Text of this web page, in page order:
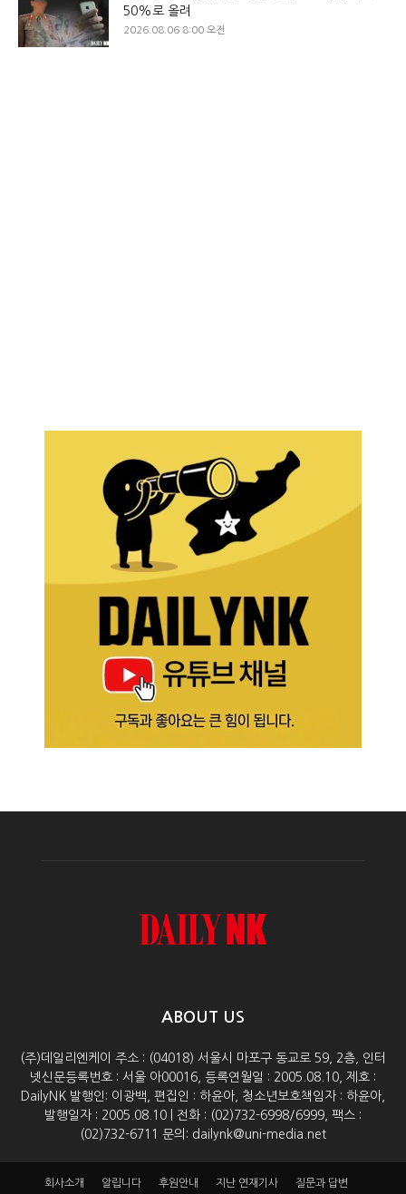
50%로 올려
2026.08.06 8:00 오전
ABOUT US
(주)데일리엔케이 주소 : (04018) 서울시 마포구 동교로 59, 2층, 인터
넷신문등록번호 : 서울 아00016, 등록연월일 : 2005.08.10, 제호 :
DailyNK 발행인: 이광백, 편집인 : 하윤아, 청소년보호책임자 : 하윤아,
발행일자 : 2005.08.10 | 전화 : (02)732-6998/6999, 팩스 :
(02)732-6711 문의: dailynk@uni-media.net
회사소개 알립니다 후원안내 지난 연재기사 질문과 답변